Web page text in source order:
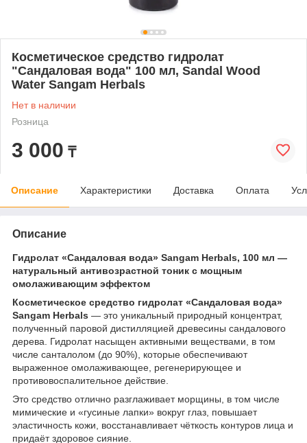
Косметическое средство гидролат
"Сандаловая вода" 100 мл, Sandal Wood
Water Sangam Herbals
Нет в наличии
Розница
3 000 ₸
Описание Характеристики Доставка Оплата
Описание
Гидролат «Сандаловая вода» Sangam Herbals, 100 мл —
натуральный антивозрастной тоник с мощным
омолаживающим эффектом
Косметическое средство гидролат «Сандаловая вода»
Sangam Herbals — это уникальный природный концентрат,
полученный паровой дистилляцией древесины сандалового
дерева. Гидролат насыщен активными веществами, в том
числе санталолом (до 90%), которые обеспечивают
выраженное омолаживающее, регенерирующее и
противовоспалительное действие.
Это средство отлично разглаживает морщины, в том числе
мимические и «гусиные лапки» вокруг глаз, повышает
эластичность кожи, восстанавливает чёткость контуров лица и
придаёт здоровое сияние.